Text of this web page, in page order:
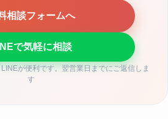
相談フォームへ
で気軽に相談
が便利です。翌営業日までにご返信しま
す